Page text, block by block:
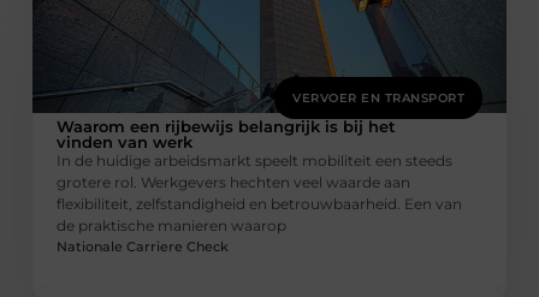
VERVOER EN TRANSPORT
Waarom een rijbewijs belangrijk is bij het
vinden van werk
In de huidige arbeidsmarkt speelt mobiliteit een steeds
grotere rol. Werkgevers hechten veel waarde aan
flexibiliteit, zelfstandigheid en betrouwbaarheid. Een van
de praktische manieren waarop
Nationale Carriere Check